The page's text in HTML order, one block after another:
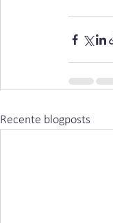
Recente blogposts